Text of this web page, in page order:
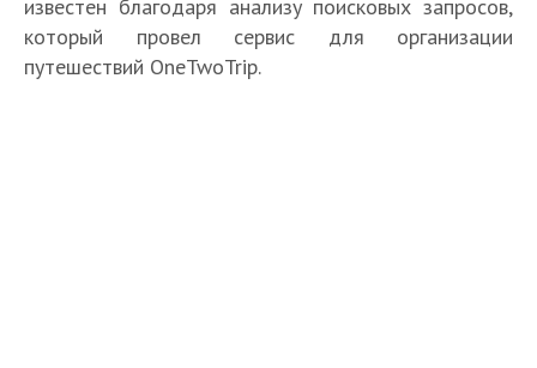
известен благодаря анализу поисковых запросов,
который провел сервис для организации
путешествий OneTwoTrip.